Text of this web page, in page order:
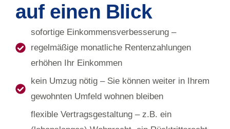
auf einen Blick
sofortige Einkommensverbesserung –
regelmäßige monatliche Rentenzahlungen
erhöhen Ihr Einkommen
kein Umzug nötig – Sie können weiter in Ihrem
gewohnten Umfeld wohnen bleiben
flexible Vertragsgestaltung – z.B. ein